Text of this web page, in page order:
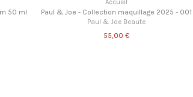
Paul & Joe - Collection maquillage 2025 - 001
Paul & Joe Beaute
Paul &